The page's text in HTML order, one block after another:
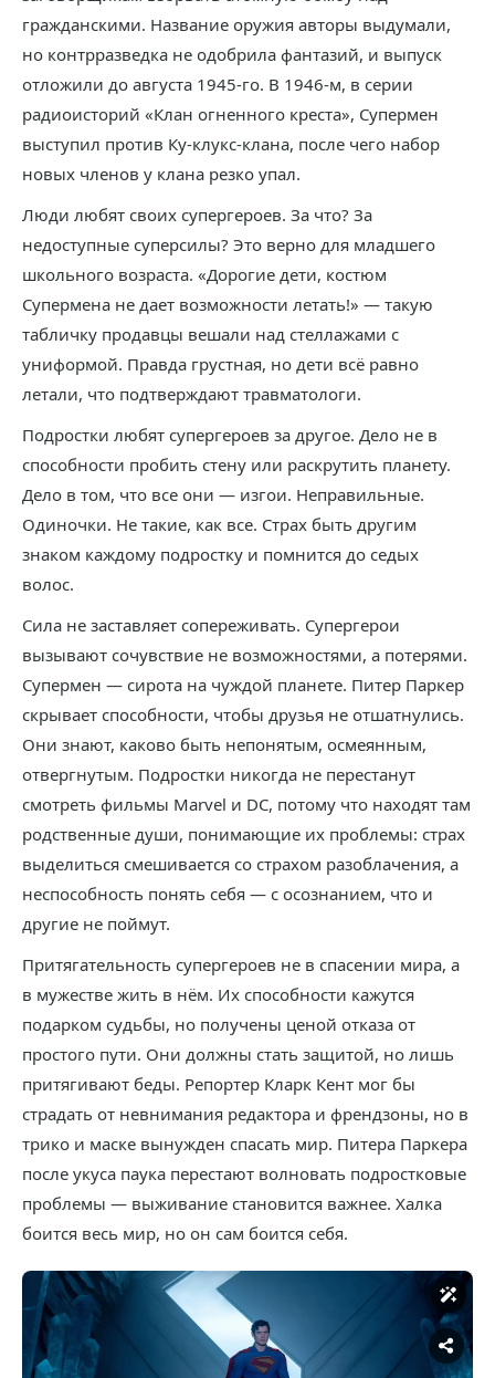
гражданскими. Название оружия авторы выдумали,
но контрразведка не одобрила фантазий, и выпуск
отложили до августа 1945-го. В 1946-м, в серии
радиоисторий «Клан огненного креста», Супермен
выступил против Ку-клукс-клана, после чего набор
новых членов у клана резко упал.
Люди любят своих супергероев. За что? За
недоступные суперсилы? Это верно для младшего
школьного возраста. «Дорогие дети, костюм
Супермена не дает возможности летать!» — такую
табличку продавцы вешали над стеллажами с
униформой. Правда грустная, но дети всё равно
летали, что подтверждают травматологи.
Подростки любят супергероев за другое. Дело не в
способности пробить стену или раскрутить планету.
Дело в том, что все они — изгои. Неправильные.
Одиночки. Не такие, как все. Страх быть другим
знаком каждому подростку и помнится до седых
волос.
Сила не заставляет сопереживать. Супергерои
вызывают сочувствие не возможностями, а потерями.
Супермен — сирота на чуждой планете. Питер Паркер
скрывает способности, чтобы друзья не отшатнулись.
Они знают, каково быть непонятым, осмеянным,
отвергнутым. Подростки никогда не перестанут
смотреть фильмы Marvel и DC, потому что находят там
родственные души, понимающие их проблемы: страх
выделиться смешивается со страхом разоблачения, а
неспособность понять себя — с осознанием, что и
другие не поймут.
Притягательность супергероев не в спасении мира, а
в мужестве жить в нём. Их способности кажутся
подарком судьбы, но получены ценой отказа от
простого пути. Они должны стать защитой, но лишь
притягивают беды. Репортер Кларк Кент мог бы
страдать от невнимания редактора и френдзоны, но в
трико и маске вынужден спасать мир. Питера Паркера
после укуса паука перестают волновать подростковые
проблемы — выживание становится важнее. Халка
боится весь мир, но он сам боится себя.